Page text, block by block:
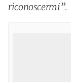
riconoscermi”.